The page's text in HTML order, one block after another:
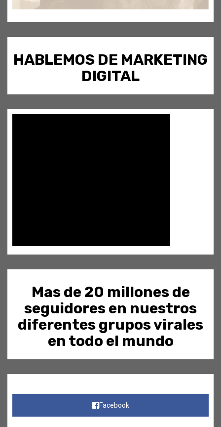
HABLEMOS DE MARKETING
DIGITAL
Mas de 20 millones de
seguidores en nuestros
diferentes grupos virales
en todo el mundo
Facebook